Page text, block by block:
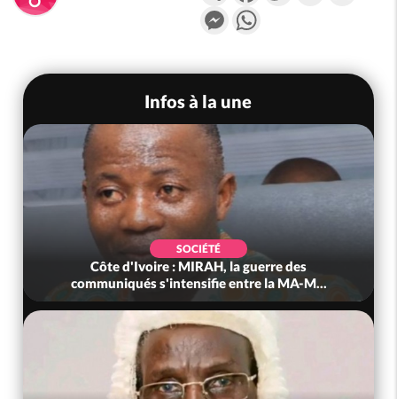
Messenger
Infos à la une
SOCIÉTÉ
Côte d'Ivoire : MIRAH, la guerre des
communiqués s'intensifie entre la MA-M...